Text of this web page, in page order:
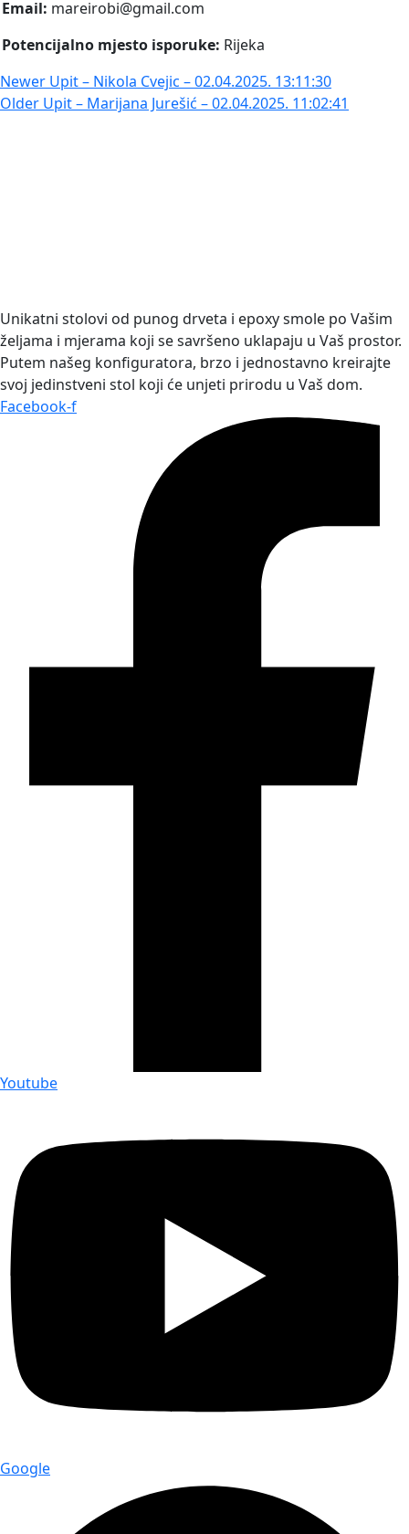
Email: mareirobi@gmail.com
Potencijalno mjesto isporuke: Rijeka
Newer Upit – Nikola Cvejic – 02.04.2025. 13:11:30
Older Upit – Marijana Jurešić – 02.04.2025. 11:02:41
Unikatni stolovi od punog drveta i epoxy smole po Vašim
željama i mjerama koji se savršeno uklapaju u Vaš prostor.
Putem našeg konfiguratora, brzo i jednostavno kreirajte
svoj jedinstveni stol koji će unjeti prirodu u Vaš dom.
Facebook-f
Youtube
Google